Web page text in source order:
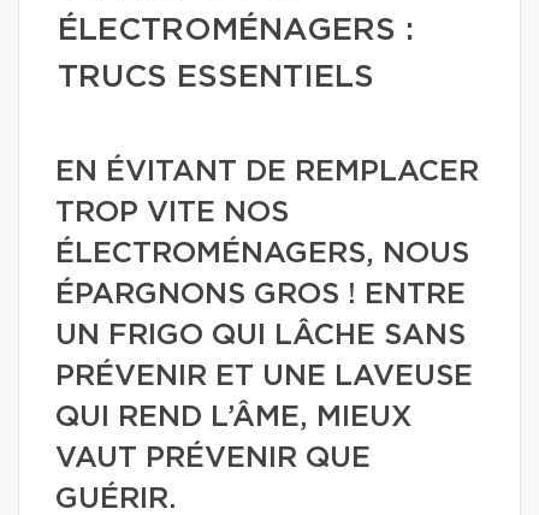
ÉLECTROMÉNAGERS :
TRUCS ESSENTIELS
EN ÉVITANT DE REMPLACER
TROP VITE NOS
ÉLECTROMÉNAGERS, NOUS
ÉPARGNONS GROS ! ENTRE
UN FRIGO QUI LÂCHE SANS
PRÉVENIR ET UNE LAVEUSE
QUI REND L’ÂME, MIEUX
VAUT PRÉVENIR QUE
GUÉRIR.